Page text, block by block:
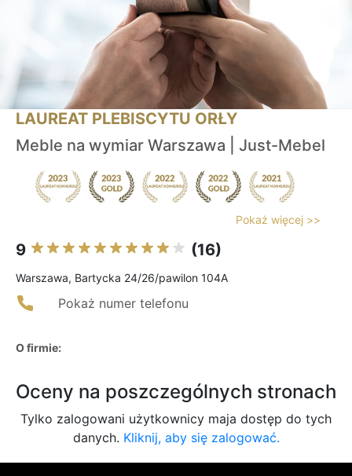
LAUREAT PLEBISCYTU ORŁY
Meble na wymiar Warszawa | Just-Mebel
Pokaż więcej >>
9 (16)
Warszawa, Bartycka 24/26/pawilon 104A
Pokaż numer telefonu
O firmie:
Oceny na poszczególnych stronach
Tylko zalogowani użytkownicy maja dostęp do tych
danych. Kliknij, aby się zalogować.